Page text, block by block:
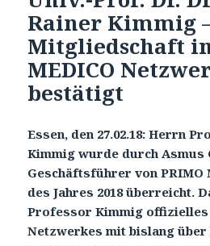
Rainer Kimmig
Mitgliedschaft
MEDICO
bestätigt
Essen, den 27.02.18: Herrn
Kimmig wurde durch Asmus
Geschäftsführer von PRIMO
des Jahres 2018 überreicht.
Professor Kimmig
Netzwerkes mit bislang